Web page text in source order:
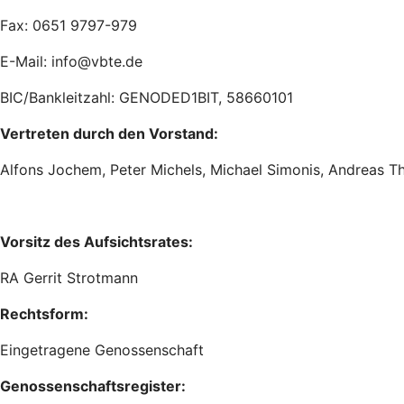
Fax: 0651 9797-979
E-Mail: info@vbte.de
BIC/Bankleitzahl: GENODED1BIT, 58660101
Vertreten durch den Vorstand:
Alfons Jochem, Peter Michels, Michael Simonis, Andreas
Vorsitz des Aufsichtsrates:
RA Gerrit Strotmann
Rechtsform:
Eingetragene Genossenschaft
Genossenschaftsregister: